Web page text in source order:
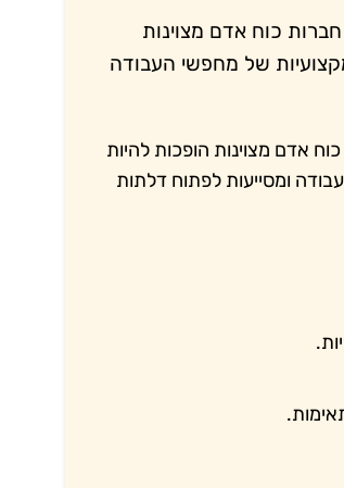
כוח אדם מצוינות
של מחפשי העבודה
אדם מצוינות הופכות להיות
ומסייעות לפתוח דלתות